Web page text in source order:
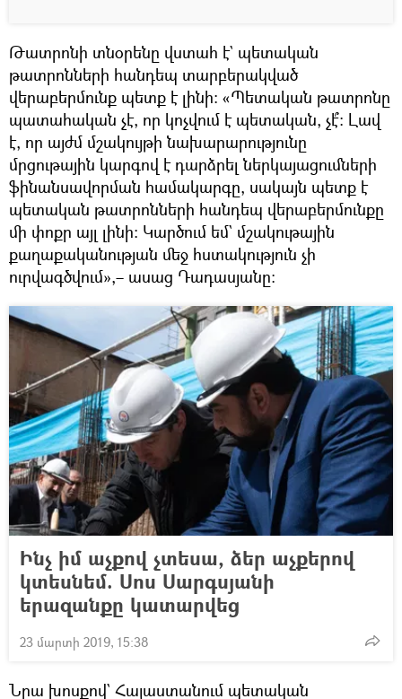
Թատրոնի տնօրենը վստահ է` պետական
թատրոնների հանդեպ տարբերակված
վերաբերմունք պետք է լինի։ «Պետական թատրոնը
պատահական չէ, որ կոչվում է պետական, չէ՞։ Լավ
է, որ այժմ մշակույթի նախարարությունը
մրցութային կարգով է դարձրել ներկայացումների
ֆինանսավորման համակարգը, սակայն պետք է
պետական թատրոնների հանդեպ վերաբերմունքը
մի փոքր այլ լինի։ Կարծում եմ` մշակութային
քաղաքականության մեջ հստակություն չի
ուրվագծվում»,– ասաց Դադասյանը։
Ինչ իմ աչքով չտեսա, ձեր աչքերով
կտեսնեմ. Սոս Սարգսյանի
երազանքը կատարվեց
23 մարտի 2019, 15:38
Նրա խոսքով` Հայաստանում պետական